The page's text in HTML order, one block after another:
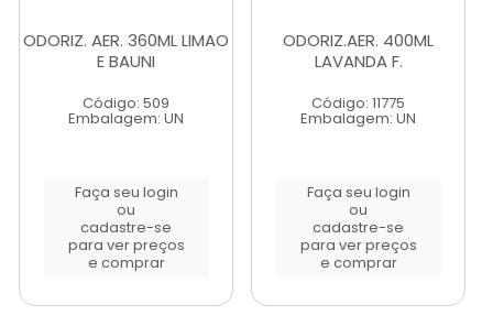
ODORIZ. AER. 360ML LIMAO
E BAUNI
Código: 509
Embalagem: UN
Faça seu login
ou
cadastre-se
para ver preços
e comprar
ODORIZ.AER. 400ML
LAVANDA F.
Código: 11775
Embalagem: UN
Faça seu login
ou
cadastre-se
para ver preços
e comprar